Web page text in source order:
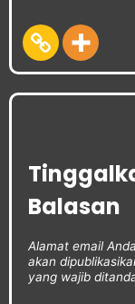
Balasan
Alamat email
akan
yang wajib